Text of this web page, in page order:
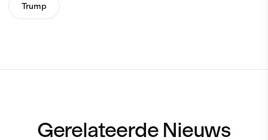
Trump
Gerelateerde Nieuws